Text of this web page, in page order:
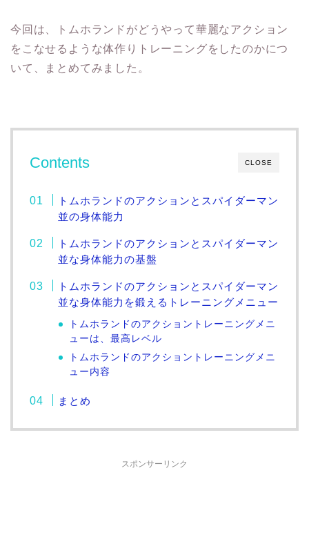
今回は、トムホランドがどうやって華麗なアクション
をこなせるような体作りトレーニングをしたのかにつ
いて、まとめてみました。
CLOSE
Contents
トムホランドのアクションとスパイダーマン
並の身体能力
トムホランドのアクションとスパイダーマン
並な身体能力の基盤
トムホランドのアクションとスパイダーマン
並な身体能力を鍛えるトレーニングメニュー
トムホランドのアクショントレーニングメニ
ューは、最高レベル
トムホランドのアクショントレーニングメニ
ュー内容
まとめ
スポンサーリンク